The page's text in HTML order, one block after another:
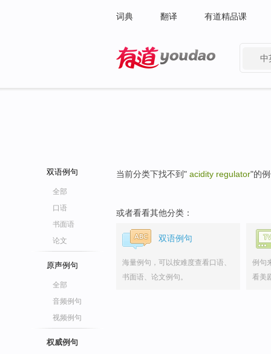
词典 翻译 有道精品课
中
双语例句
全部
口语
书面语
论文
原声例句
全部
音频例句
视频例句
权威例句
当前分类下找不到" acidity regulator"的例
或者看看其他分类：
双语例句
海量例句，可以按难度查看口语、
书面语、论文例句。
例句
看美